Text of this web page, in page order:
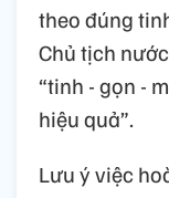
theo đúng
Chủ tịch
“tinh - gọn -
hiệu quả”.
Lưu ý việc